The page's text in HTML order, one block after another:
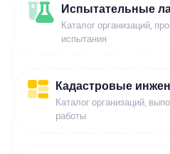
Испытательные
Каталог организаций,
испытания
Кадастровые
Каталог организаций,
работы